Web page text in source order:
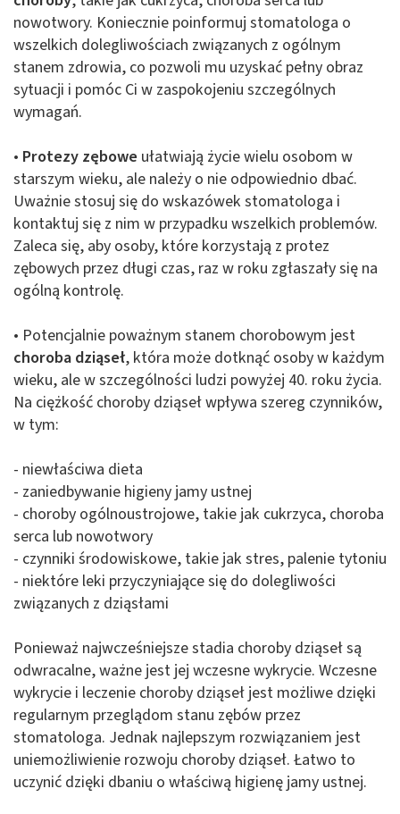
nowotwory. Koniecznie poinformuj stomatologa o
wszelkich dolegliwościach związanych z ogólnym
stanem zdrowia, co pozwoli mu uzyskać pełny obraz
sytuacji i pomóc Ci w zaspokojeniu szczególnych
wymagań.
• Protezy zębowe ułatwiają życie wielu osobom w
starszym wieku, ale należy o nie odpowiednio dbać.
Uważnie stosuj się do wskazówek stomatologa i
kontaktuj się z nim w przypadku wszelkich problemów.
Zaleca się, aby osoby, które korzystają z protez
zębowych przez długi czas, raz w roku zgłaszały się na
ogólną kontrolę.
• Potencjalnie poważnym stanem chorobowym jest
choroba dziąseł, która może dotknąć osoby w każdym
wieku, ale w szczególności ludzi powyżej 40. roku życia.
Na ciężkość choroby dziąseł wpływa szereg czynników,
w tym:
- niewłaściwa dieta
- zaniedbywanie higieny jamy ustnej
- choroby ogólnoustrojowe, takie jak cukrzyca, choroba
serca lub nowotwory
- czynniki środowiskowe, takie jak stres, palenie tytoniu
- niektóre leki przyczyniające się do dolegliwości
związanych z dziąsłami
Ponieważ najwcześniejsze stadia choroby dziąseł są
odwracalne, ważne jest jej wczesne wykrycie. Wczesne
wykrycie i leczenie choroby dziąseł jest możliwe dzięki
regularnym przeglądom stanu zębów przez
stomatologa. Jednak najlepszym rozwiązaniem jest
uniemożliwienie rozwoju choroby dziąseł. Łatwo to
uczynić dzięki dbaniu o właściwą higienę jamy ustnej.